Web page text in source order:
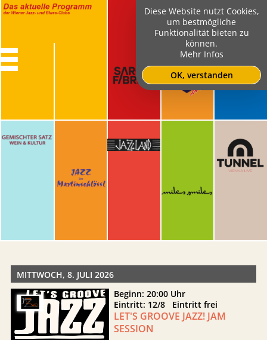
MITTWOCH, 8. JULI 2026
Beginn: 20:00 Uhr
Eintritt: 12/8 Eintritt frei
LET'S GROOVE JAZZ! JAM
SESSION
Diese Website nutzt Cookies,
um bestmögliche
Funktionalität bieten zu
können.
Mehr Infos
OK, verstanden